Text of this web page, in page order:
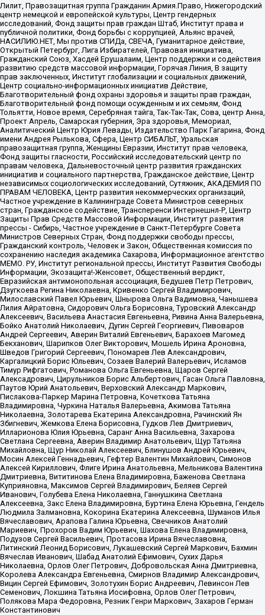
Лилит, Правозащитная группа Гражданин.Армия.Право, Нижегородский
центр немецкой и европейской культуры, Центр гендерных
исследований, Фонд защиты прав граждан Штаб, Институт права и
публичной политики, Фонд борьбы с коррупцией, Альянс врачей,
НАСИЛИЮ.НЕТ, Мы против СПИДа, СВЕЧА, Гуманитарное действие,
Открытый Петербург, Лига Избирателей, Правовая инициатива,
Гражданский Союз, Хасдей Ерушалаим, Центр поддержки и содействия
развитию средств массовой информации, Горячая Линия, В защиту
прав заключенных, Институт глобализации и социальных движений,
Центр социально-информационных инициатив Действие,
Благотворительный фонд охраны здоровья и защиты прав граждан,
Благотворительный фонд помощи осужденным и их семьям, Фонд
Тольятти, Новое время, Серебряная тайга, Так-Так-Так, Сова, центр Анна,
Проект Апрель, Самарская губерния, Эра здоровья, Мемориал,
Аналитический Центр Юрия Левады, Издательство Парк Гагарина, Фонд
имени Андрея Рылькова, Сфера, Центр СИБАЛЬТ, Уральская
правозащитная группа, Женщины Евразии, Институт прав человека,
Фонд защиты гласности, Российский исследовательский центр по
правам человека, Дальневосточный центр развития гражданских
инициатив и социального партнерства, Гражданское действие, Центр
независимых социологических исследований, Сутяжник, АКАДЕМИЯ ПО
ПРАВАМ ЧЕЛОВЕКА, Центр развития некоммерческих организаций,
Частное учреждение в Калининграде Совета Министров северных
стран, Гражданское содействие, Трансперенси Интернешнл-Р, Центр
Защиты Прав Средств Массовой Информации, Институт развития
прессы - Сибирь, Частное учреждение в Санкт-Петербурге Совета
Министров Северных Стран, Фонд поддержки свободы прессы,
Гражданский контроль, Человек и Закон, Общественная комиссия по
сохранению наследия академика Сахарова, Информационное агентство
МЕМО. РУ, Институт региональной прессы, Институт Развития Свободы
Информации, Экозащита!-Женсовет, Общественный вердикт,
Евразийская антимонопольная ассоциация, Бедушев Петр Петрович,
Дзугкоева Регина Николаевна, Кривенко Сергей Владимирович,
Милославский Павел Юрьевич, Шнырова Ольга Вадимовна, Чанышева
Лилия Айратовна, Сидорович Ольга Борисовна, Туровский Александр
Алексеевич, Васильева Анастасия Евгеньевна, Ривина Анна Валерьевна,
Бойко Анатолий Николаевич, Дугин Сергей Георгиевич, Пивоваров
Андрей Сергеевич, Аверин Виталий Евгеньевич, Барахоев Магомед
Бекханович, Шарипков Олег Викторович, Мошель Ирина Ароновна,
Шведов Григорий Сергеевич, Пономарев Лев Александрович,
Каргалицкий Борис Юльевич, Созаев Валерий Валерьевич, Исламов
Тимур Рифгатович, Романова Ольга Евгеньевна, Щаров Сергей
Алексадрович, Цирульников Борис Альбертович, Гасан Ольга Павловна,
Паутов Юрий Анатольевич, Верховский Александр Маркович,
Пислакова-Паркер Марина Петровна, Кочеткова Татьяна
Владимировна, Чуркина Наталья Валерьевна, Акимова Татьяна
Николаевна, Золотарева Екатерина Александровна, Рачинский Ян
Збигневич, Жемкова Елена Борисовна, Гудков Лев Дмитриевич,
Илларионова Юлия Юрьевна, Саранг Анна Васильевна, Захарова
Светлана Сергеевна, Аверин Владимир Анатольевич, Щур Татьяна
Михайловна, Щур Николай Алексеевич, Блинушов Андрей Юрьевич,
Мосин Алексей Геннадьевич, Гефтер Валентин Михайлович, Симонов
Алексей Кириллович, Флиге Ирина Анатольевна, Мельникова Валентина
Дмитриевна, Вититинова Елена Владимировна, Баженова Светлана
Куприяновна, Максимов Сергей Владимирович, Беляев Сергей
Иванович, Голубева Елена Николаевна, Ганнушкина Светлана
Алексеевна, Закс Елена Владимировна, Буртина Елена Юрьевна, Гендель
Людмила Залмановна, Кокорина Екатерина Алексеевна, Шуманов Илья
Вячеславович, Арапова Галина Юрьевна, Свечников Анатолий
Мариевич, Прохоров Вадим Юрьевич, Шахова Елена Владимировна,
Подузов Сергей Васильевич, Протасова Ирина Вячеславовна,
Литинский Леонид Борисович, Лукашевский Сергей Маркович, Бахмин
Вячеслав Иванович, Шабад Анатолий Ефимович, Сухих Дарья
Николаевна, Орлов Олег Петрович, Добровольская Анна Дмитриевна,
Королева Александра Евгеньевна, Смирнов Владимир Александрович,
Вицин Сергей Ефимович, Золотухин Борис Андреевич, Левинсон Лев
Семенович, Локшина Татьяна Иосифовна, Орлов Олег Петрович,
Полякова Мара Федоровна, Резник Генри Маркович, Захаров Герман
Константинович